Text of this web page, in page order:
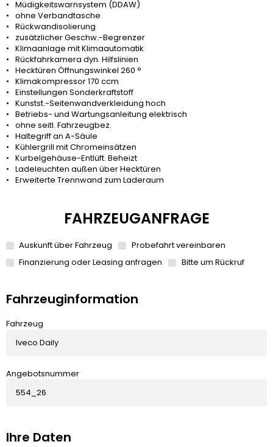
Müdigkeitswarnsystem (DDAW)
ohne Verbandtasche
Rückwandisolierung
zusätzlicher Geschw.-Begrenzer
Klimaanlage mit Klimaautomatik
Rückfahrkamera dyn. Hilfslinien
Hecktüren Öffnungswinkel 260 °
Klimakompressor 170 ccm
Einstellungen Sonderkraftstoff
Kunstst.-Seitenwandverkleidung hoch
Betriebs- und Wartungsanleitung elektrisch
ohne seitl. Fahrzeugbez.
Haltegriff an A-Säule
Kühlergrill mit Chromeinsätzen
Kurbelgehäuse-Entlüft. Beheizt
Ladeleuchten außen über Hecktüren
Erweiterte Trennwand zum Laderaum
FAHRZEUGANFRAGE
Auskunft über Fahrzeug
Probefahrt vereinbaren
Finanzierung oder Leasing anfragen
Bitte um Rückruf
Fahrzeuginformation
Fahrzeug
Angebotsnummer
Ihre Daten